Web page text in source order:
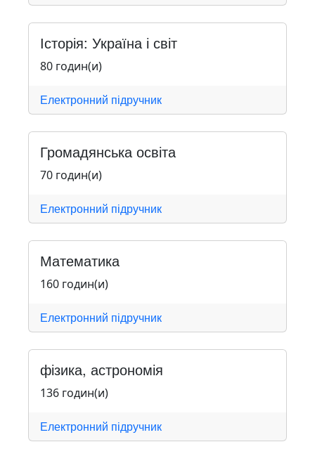
Історія: Україна і світ
80 годин(и)
Електронний підручник
Громадянська освіта
70 годин(и)
Електронний підручник
Математика
160 годин(и)
Електронний підручник
фізика, астрономія
136 годин(и)
Електронний підручник